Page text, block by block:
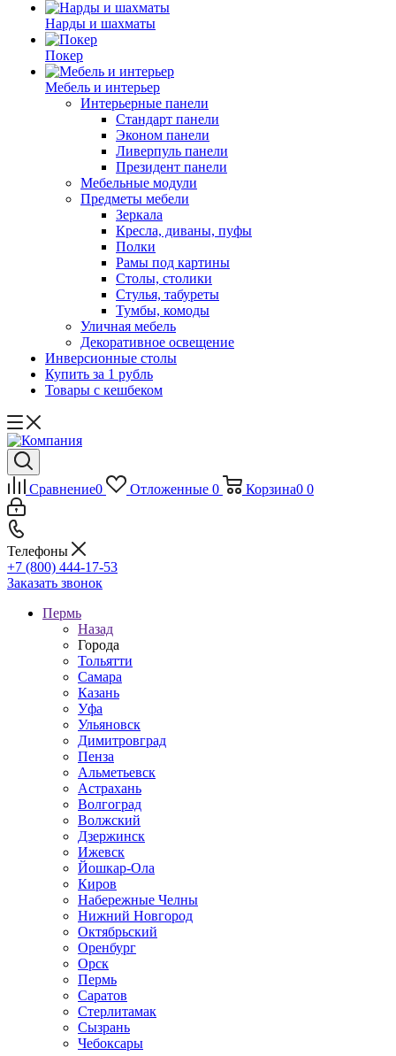
Нарды и шахматы
Покер
Мебель и интерьер
Интерьерные панели
Стандарт панели
Эконом панели
Ливерпуль панели
Президент панели
Мебельные модули
Предметы мебели
Зеркала
Кресла, диваны, пуфы
Полки
Рамы под картины
Столы, столики
Стулья, табуреты
Тумбы, комоды
Уличная мебель
Декоративное освещение
Инверсионные столы
Купить за 1 рубль
Товары с кешбеком
Сравнение0 Отложенные 0 Корзина0 0
Телефоны
+7 (800) 444-17-53
Заказать звонок
Пермь
Назад
Города
Тольятти
Самара
Казань
Уфа
Ульяновск
Димитровград
Пенза
Альметьевск
Астрахань
Волгоград
Волжский
Дзержинск
Ижевск
Йошкар-Ола
Киров
Набережные Челны
Нижний Новгород
Октябрьский
Оренбург
Орск
Пермь
Саратов
Стерлитамак
Сызрань
Чебоксары